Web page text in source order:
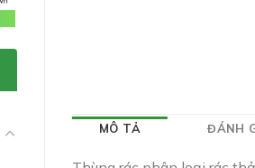
MÔ TẢ ĐÁNH